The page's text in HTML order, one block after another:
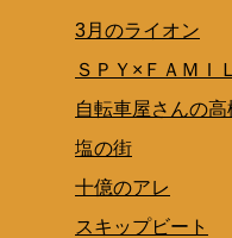
3月のライオン
ＳＰＹ×ＦＡＭＩ
自転車屋さんの高
塩の街
十億のアレ
スキップビート